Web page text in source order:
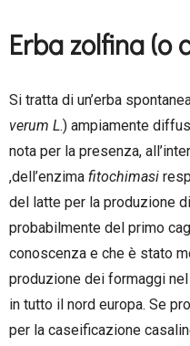
Erba zolfina (o
Si tratta di un’erba
verum L.) ampiamente
nota per la presenza,
,dell’enzima fitochimasi
del latte per la produzione
probabilmente del primo
conoscenza e che è stato
produzione dei formaggi
in tutto il nord europa. Se
per la caseificazione